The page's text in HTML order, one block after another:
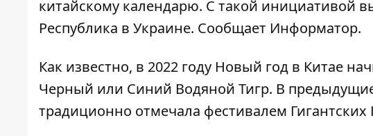
китайскому календарю. С такой инициативой
Республика в Украине. Сообщает Информатор.
Как известно, в 2022 году Новый год в Китае
Черный или Синий Водяной Тигр. В
традиционно отмечала фестивалем